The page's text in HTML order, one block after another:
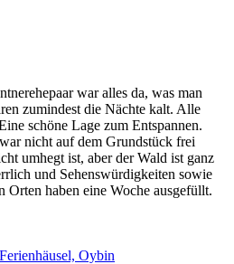
war alles da, was man
zumindest die Nächte kalt. Alle
schöne Lage zum Entspannen.
nicht auf dem Grundstück frei
umhegt ist, aber der Wald ist ganz
und Sehenswürdigkeiten sowie
Orten haben eine Woche ausgefüllt.
Oybin